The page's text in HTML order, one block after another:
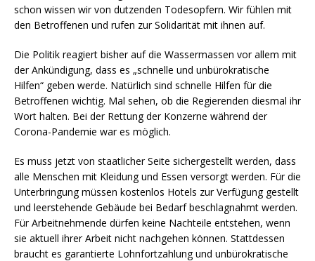
schon wissen wir von dutzenden Todesopfern. Wir fühlen mit
den Betroffenen und rufen zur Solidarität mit ihnen auf.
Die Politik reagiert bisher auf die Wassermassen vor allem mit
der Ankündigung, dass es „schnelle und unbürokratische
Hilfen“ geben werde. Natürlich sind schnelle Hilfen für die
Betroffenen wichtig. Mal sehen, ob die Regierenden diesmal ihr
Wort halten. Bei der Rettung der Konzerne während der
Corona-Pandemie war es möglich.
Es muss jetzt von staatlicher Seite sichergestellt werden, dass
alle Menschen mit Kleidung und Essen versorgt werden. Für die
Unterbringung müssen kostenlos Hotels zur Verfügung gestellt
und leerstehende Gebäude bei Bedarf beschlagnahmt werden.
Für Arbeitnehmende dürfen keine Nachteile entstehen, wenn
sie aktuell ihrer Arbeit nicht nachgehen können. Stattdessen
braucht es garantierte Lohnfortzahlung und unbürokratische